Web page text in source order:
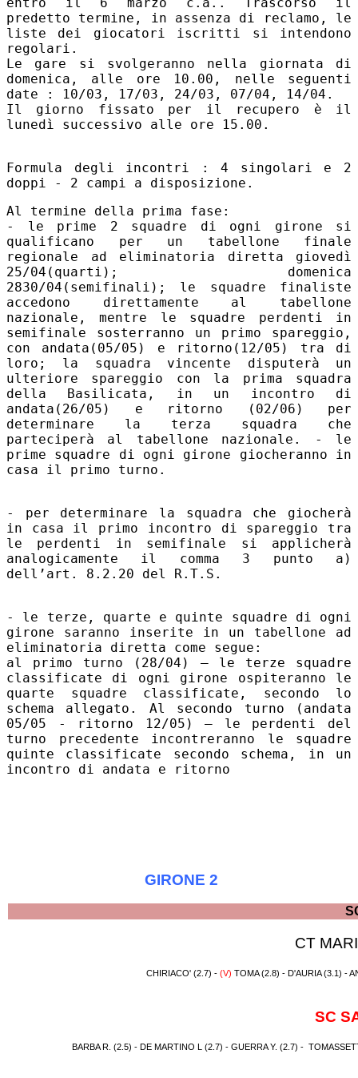
predetto termine, in assenza di reclamo, le
liste dei giocatori iscritti si intendono
regolari.
Le gare si svolgeranno nella giornata di
domenica, alle ore 10.00, nelle seguenti
date : 10/03, 17/03, 24/03, 07/04, 14/04.
Il giorno fissato per il recupero è il
lunedì successivo alle ore 15.00.
Formula degli incontri : 4 singolari e 2
doppi - 2 campi a disposizione.
Al termine della prima fase:
- le prime 2 squadre di ogni girone si
qualificano per un tabellone finale
regionale ad eliminatoria diretta giovedì
25/04(quarti); domenica
2830/04(semifinali); le squadre finaliste
accedono direttamente al tabellone
nazionale, mentre le squadre perdenti in
semifinale sosterranno un primo spareggio,
con andata(05/05) e ritorno(12/05) tra di
loro; la squadra vincente disputerà un
ulteriore spareggio con la prima squadra
della Basilicata, in un incontro di
andata(26/05) e ritorno (02/06) per
determinare la terza squadra che
parteciperà al tabellone nazionale. - le
prime squadre di ogni girone giocheranno in
casa il primo turno.
- per determinare la squadra che giocherà
in casa il primo incontro di spareggio tra
le perdenti in semifinale si applicherà
analogicamente il comma 3 punto a)
dell’art. 8.2.20 del R.T.S.
- le terze, quarte e quinte squadre di ogni
girone saranno inserite in un tabellone ad
eliminatoria diretta come segue:
al primo turno (28/04) – le terze squadre
classificate di ogni girone ospiteranno le
quarte squadre classificate, secondo lo
schema allegato. Al secondo turno (andata
05/05 - ritorno 12/05) – le perdenti del
turno precedente incontreranno le squadre
quinte classificate secondo schema, in un
incontro di andata e ritorno
GIRONE 2
CT
CHIRIACO' (2.7) - (V) TOMA (2.8) - D'AURIA (3.1) -
SC
BARBA R. (2.5) - DE MARTINO L (2.7) - GUERRA Y. (2.7) -